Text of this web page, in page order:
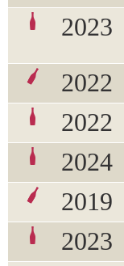
2023
2022
2022
2024
2019
2023